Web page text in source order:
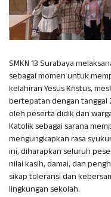
SMKN 13 Surabaya
sebagai momen untuk
kelahiran Yesus Kristus,
bertepatan dengan tanggal
oleh peserta didik dan
Katolik sebagai sarana
mengungkapkan rasa
ini, diharapkan seluruh
nilai kasih, damai, dan
sikap toleransi dan
lingkungan sekolah.